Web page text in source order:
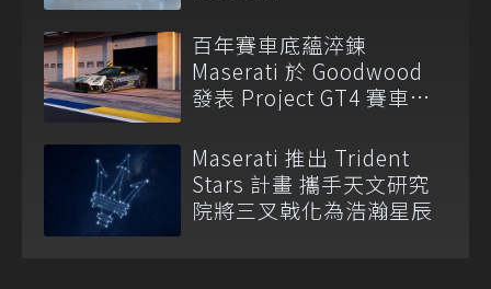
百年賽車底蘊淬鍊
Maserati 於 Goodwood
發表 Project GT4 賽車與
Maserati 推出 Trident
Stars 計畫 攜手天文研究
院將三叉戟化為浩瀚星辰